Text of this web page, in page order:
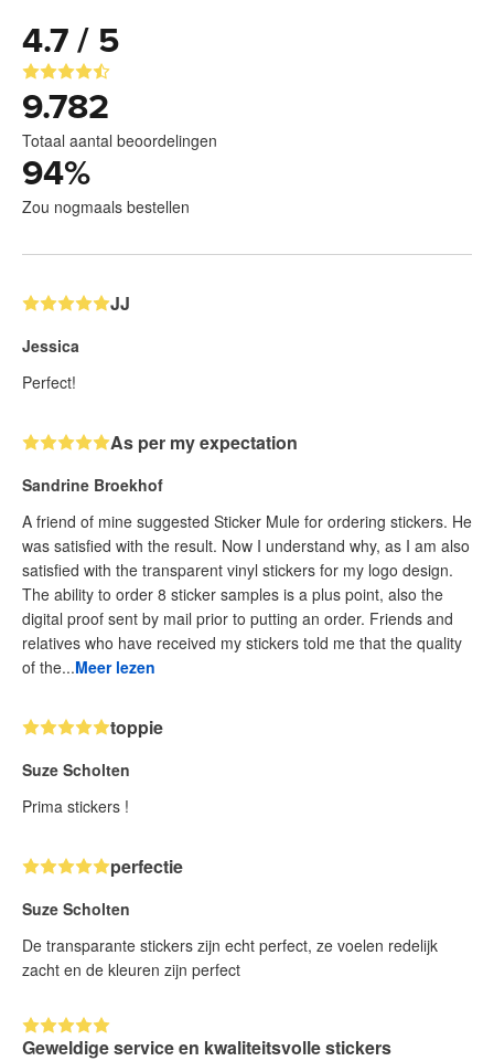
4.7 / 5
9.782
Totaal aantal beoordelingen
94%
Zou nogmaals bestellen
JJ
Jessica
Perfect!
As per my expectation
Sandrine Broekhof
A friend of mine suggested Sticker Mule for ordering stickers. He
was satisfied with the result. Now I understand why, as I am also
satisfied with the transparent vinyl stickers for my logo design.
The ability to order 8 sticker samples is a plus point, also the
digital proof sent by mail prior to putting an order. Friends and
relatives who have received my stickers told me that the quality
of the...Meer lezen
toppie
Suze Scholten
Prima stickers !
perfectie
Suze Scholten
De transparante stickers zijn echt perfect, ze voelen redelijk
zacht en de kleuren zijn perfect
Geweldige service en kwaliteitsvolle stickers